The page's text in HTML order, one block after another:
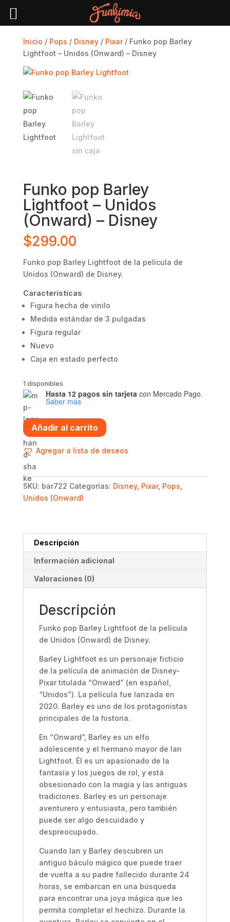
Inicio / Pops / Disney/ Pixar/ Funko pop Barley
Lightfoot – Unidos (Onward) – Disney
Funko pop Barley
Lightfoot – Unidos
(Onward) – Disney
$299.00
Funko pop Barley Lightfoot de la película de
Unidos (Onward) de Disney.
Características
Figura hecha de vinilo
Medida estándar de 3 pulgadas
Figura regular
Nuevo
Caja en estado perfecto
1 disponibles
Hasta 12 pagos sin tarjeta con Mercado Pago.
Saber más
Funko
pop
Barley
Lightfoot
-
Unidos
(Onward)
Añadir al carrito
Agregar a lista de deseos
SKU: bar722 Categorías: Disney, Pixar, Pops
Unidos (Onward)
Descripción
Información adicional
Valoraciones (0)
Descripción
Funko pop Barley Lightfoot de la película
de Unidos (Onward) de Disney.
Barley Lightfoot es un personaje ficticio
de la película de animación de Disney-
Pixar titulada “Onward” (en español,
“Unidos”). La película fue lanzada en
2020. Barley es uno de los protagonistas
principales de la historia.
En “Onward”, Barley es un elfo
adolescente y el hermano mayor de Ian
Lightfoot. Él es un apasionado de la
fantasía y los juegos de rol, y está
obsesionado con la magia y las antiguas
tradiciones. Barley es un personaje
aventurero y entusiasta, pero también
puede ser algo descuidado y
despreocupado.
Cuando Ian y Barley descubren un
antiguo báculo mágico que puede traer
de vuelta a su padre fallecido durante 24
horas, se embarcan en una búsqueda
para encontrar una joya mágica que les
permita completar el hechizo. Durante la